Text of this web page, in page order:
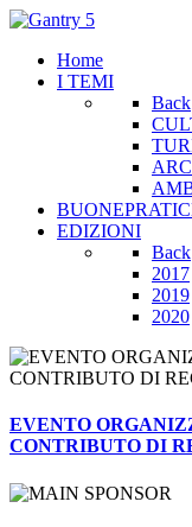
Home
I TEMI
Back
EDIZIONI
Back
2017
2019
2020
EVENTO
CONTRIBUTO DI